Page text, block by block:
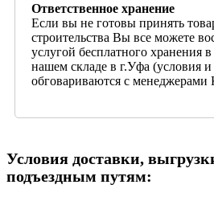
Ответственное хранение
Если вы не готовы принять
строительства Вы все можете
услугой бесплатного хранения
нашем складе в г.Уфа (условия и
обговариваются с менеджерами
Условия доставки,
подъездным путям: